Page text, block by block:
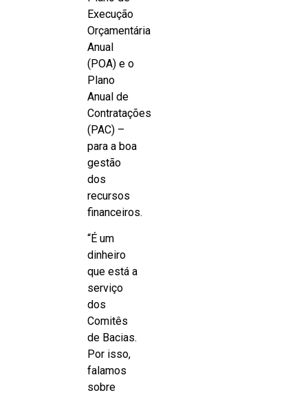
Execução
Orçamentária
Anual
(POA) e o
Plano
Anual de
Contratações
(PAC) –
para a boa
gestão
dos
recursos
financeiros.
“É um
dinheiro
que está a
serviço
dos
Comitês
de Bacias.
Por isso,
falamos
sobre